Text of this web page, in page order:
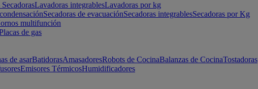
Lavadoras integrablesLavadoras por kg
Secadoras de evacuaciónSecadoras integrablesSecadoras por Kg
multifunción
de gas
de asarBatidorasAmasadoresRobots de CocinaBalanzas de CocinaTostadoras
Emisores TérmicosHumidificadores